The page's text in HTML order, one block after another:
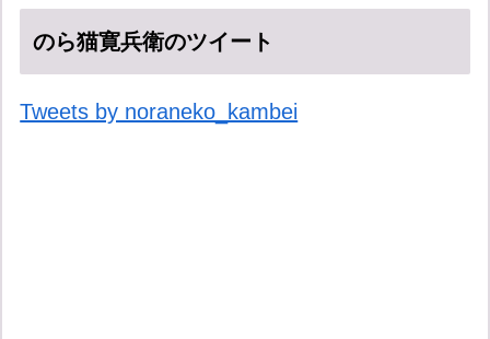
のら猫寛兵衛のツイート
Tweets by noraneko_kambei